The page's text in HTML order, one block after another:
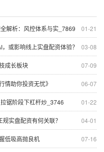
01-21
解析：风控体系与实_7869
03-08
或影响线上实盘配资体验？
07-09
成长板块
06-07
情助你投资无忧》
01-22
锯阶段下杠杆炒_3746
04-01
实盘配资有何关联？
07-16
低吸高抛良机